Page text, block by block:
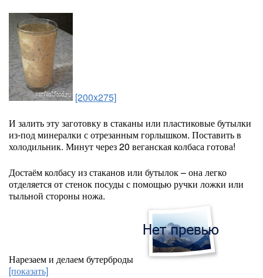
[200x275]
И залить эту заготовку в стаканы или пластиковые бутылки
из-под минералки с отрезанным горлышком. Поставить в
холодильник. Минут через 20 веганская колбаса готова!
Достаём колбасу из стаканов или бутылок – она легко
отделяется от стенок посуды с помощью ручки ложки или
тыльной стороны ножа.
Нарезаем и делаем бутерброды
[показать]